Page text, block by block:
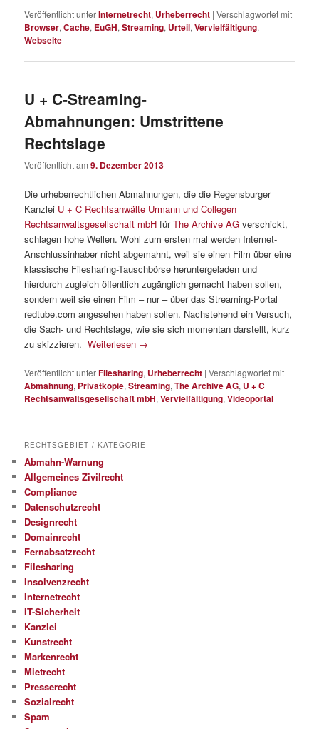
Veröffentlicht unterInternetrecht, Urheberrecht |Verschlagwortet mit
Browser,Cache, EuGH,Streaming, Urteil,Vervielfältigung,
Webseite
U + C-Streaming-
Abmahnungen: Umstrittene
Rechtslage
Veröffentlicht am9. Dezember 2013
Die urheberrechtlichen Abmahnungen, die die Regensburger
Kanzlei U + C Rechtsanwälte Urmann und Collegen
Rechtsanwaltsgesellschaft mbH fürThe Archive AG verschickt,
schlagen hohe Wellen. Wohl zum ersten mal werden Internet-
Anschlussinhaber nicht abgemahnt, weil sie einen Film über eine
klassische Filesharing-Tauschbörse heruntergeladen und
hierdurch zugleich öffentlich zugänglich gemacht haben sollen,
sondern weil sie einen Film – nur – über das Streaming-Portal
redtube.com angesehen haben sollen. Nachstehend ein Versuch,
die Sach- und Rechtslage, wie sie sich momentan darstellt, kurz
zu skizzieren.Weiterlesen →
Veröffentlicht unterFilesharing, Urheberrecht |Verschlagwortet mit
Abmahnung, Privatkopie,Streaming,The Archive AG, U + C
Rechtsanwaltsgesellschaft mbH,Vervielfältigung,Videoportal
RECHTSGEBIET / KATEGORIE
Abmahn-Warnung
Allgemeines Zivilrecht
Compliance
Datenschutzrecht
Designrecht
Domainrecht
Fernabsatzrecht
Filesharing
Insolvenzrecht
Internetrecht
IT-Sicherheit
Kanzlei
Kunstrecht
Markenrecht
Mietrecht
Presserecht
Sozialrecht
Spam